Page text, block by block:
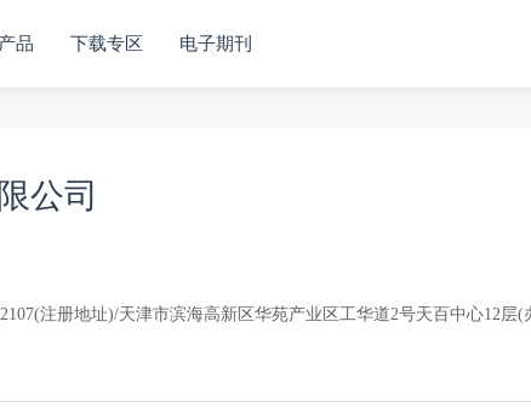
品 下载专区 电子期刊
公司
注册地址)/天津市滨海高新区华苑产业区工华道2号天百中心12层(